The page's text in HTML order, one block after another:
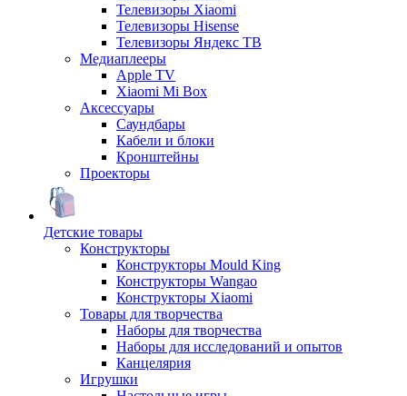
Телевизоры Xiaomi
Телевизоры Hisense
Телевизоры Яндекс ТВ
Медиаплееры
Apple TV
Xiaomi Mi Box
Аксессуары
Саундбары
Кабели и блоки
Кронштейны
Проекторы
Детские товары
Конструкторы
Конструкторы Mould King
Конструкторы Wangao
Конструкторы Xiaomi
Товары для творчества
Наборы для творчества
Наборы для исследований и опытов
Канцелярия
Игрушки